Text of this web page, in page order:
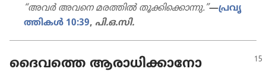
“അവർ അവനെ മരത്തിൽ തൂക്കി​ക്കൊ​ന്നു.”—പ്രവൃ​
ത്തി​കൾ 10:39, പി.ഒ.സി.
ദൈവത്തെ ആരാധി​ക്കാ​നോ